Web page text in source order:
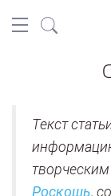
Текст
Роскошь,